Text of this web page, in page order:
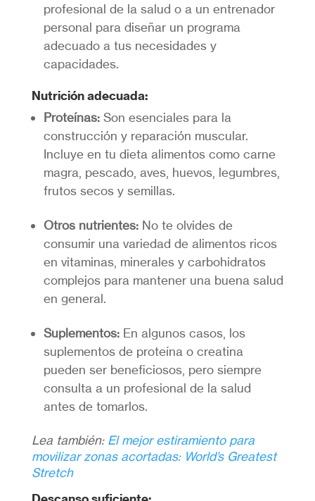
profesional de la salud o a un entrenador
personal para diseñar un programa
adecuado a tus necesidades y
capacidades.
Nutrición adecuada:
Proteínas:Son esenciales para la
construcción y reparación muscular.
Incluye en tu dieta alimentos como carne
magra, pescado, aves, huevos, legumbres,
frutos secos y semillas.
Otros nutrientes:No te olvides de
consumir una variedad de alimentos ricos
en vitaminas, minerales y carbohidratos
complejos para mantener una buena salud
en general.
Suplementos:En algunos casos, los
suplementos de proteína o creatina
pueden ser beneficiosos, pero siempre
consulta a un profesional de la salud
antes de tomarlos.
Lea también: El mejor estiramiento para
movilizar zonas acortadas: World’s Greatest
Stretch